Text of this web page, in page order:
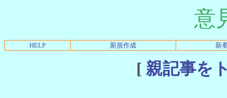
意
HELP 新規作成 新
[ 親記事を